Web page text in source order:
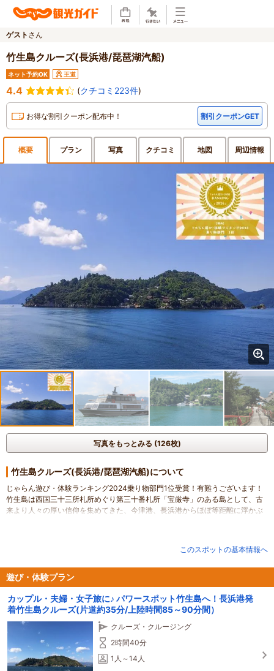
ゲスト さん
竹生島クルーズ(長浜港/琵琶湖汽船)
ネット予約OK 王道
4.4 (クチコミ223件)
お得な割引クーポン配布中！ 割引クーポンGET
概要 プラン 写真 クチコミ 地図 周辺情報
写真をもっとみる (126枚)
竹生島クルーズ(長浜港/琵琶湖汽船)について
じゃらん遊び・体験ランキング2024乗り物部門1位受賞！有難うございます！
竹生島は西国三十三所札所めぐり第三十番札所「宝厳寺」のある島として、古
来より人々の厚い信仰を集めてきた、今津港、長浜港からほぼ等距離に浮かぶ
下などの見どころもいっぱいです。さらに竹生島はパワースポットとしても知
られ、島全体が神秘的な空気に包まれており、パワーをもらいに多くの人が訪
れます。弁天様の幸せ願いダルマや竜神拝所のかわらけ投げも人気です。
※竹生島ご参拝には乗船料のほか、拝観料（大人600円・小人300円）が必要で
す。
なお、毎年4月初旬から中旬頃まで、高速船で行く海津大崎の桜クルーズを運航
しています。
びわ湖岸延々約4kmに渡る桜のトンネルを船からご覧いただけます。
このスポットの基本情報へ
遊び・体験プラン
カップル・夫婦・女子旅に♪ パワースポット竹生島へ！長浜港発
着竹生島クルーズ(片道約35分/上陸時間85～90分間）
クルーズ・クルージング
2時間40分
1人～14人